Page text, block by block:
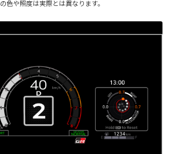
や照度は実際とは異なります。